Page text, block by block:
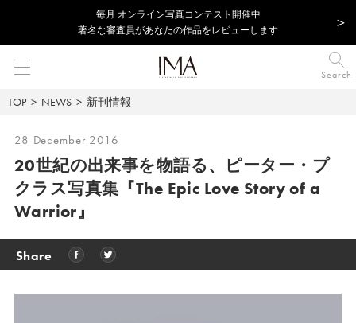
毎⽉ オンライン写真コンテスト開催中
著名な審査員があなたの作品をレビューします
Search
TOP NEWS 新刊情報
28 December 2016
20世紀の出来事を物語る、
ピーター・プ
クラス写真集『The Epic Love Story of a
Warrior』
Share